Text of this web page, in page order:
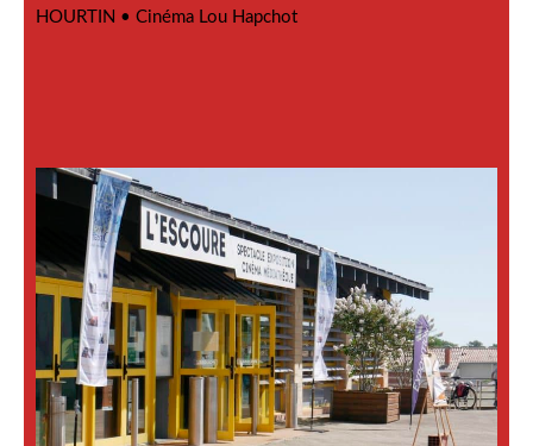
HOURTIN • Cinéma Lou Hapchot